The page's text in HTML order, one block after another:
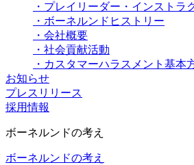
・プレイリーダー・インストラ
・ボーネルンドヒストリー
・会社概要
・社会貢献活動
・カスタマーハラスメント基本
お知らせ
プレスリリース
採用情報
ボーネルンドの考え
ボーネルンドの考え